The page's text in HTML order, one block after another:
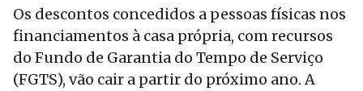
Os descontos concedidos a pessoas físicas nos
financiamentos à casa própria, com recursos
do Fundo de Garantia do Tempo de Serviço
(FGTS), vão cair a partir do próximo ano. A